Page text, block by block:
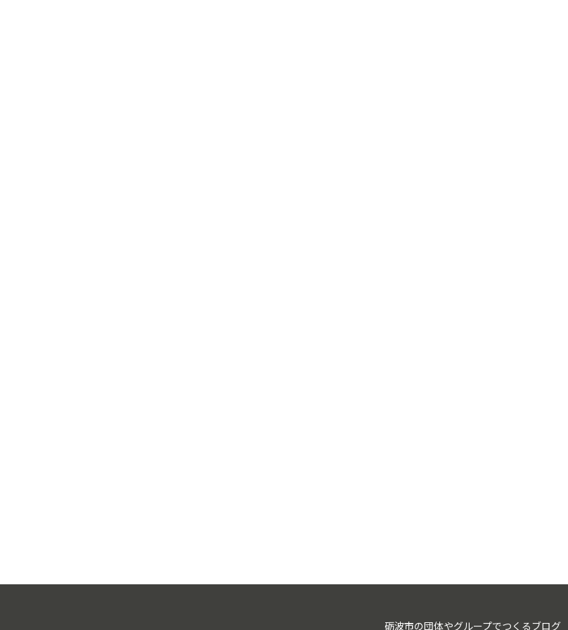
砺波市の団体やグループでつくるブログ